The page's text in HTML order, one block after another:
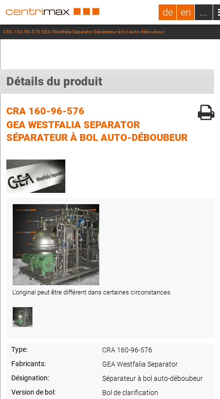
de en ...
CRA 160-96-576 GEA Westfalia Separator Séparateur à bol auto-déboubeur
Détails du produit
CRA 160-96-576
GEA WESTFALIA SEPARATOR
SÉPARATEUR À BOL AUTO-DÉBOUBEUR
L'original peut être différent dans certaines circonstances.
Type:
CRA 160-96-576
Fabricants:
GEA Westfalia Separator
Désignation:
Séparateur à bol auto-déboubeur
Version de bol:
Bol de clarification